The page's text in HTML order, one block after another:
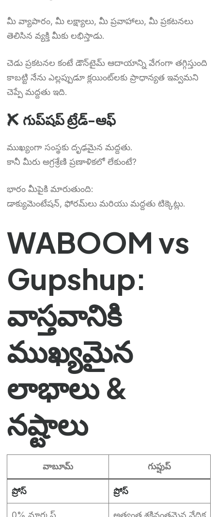
మీ వ్యాపారం, మీ లక్ష్యాలు, మీ ప్రవాహాలు, మీ ప్రకటనలు
తెలిసిన వ్యక్తి మీకు లభిస్తాడు.
చెడు ప్రకటనల కంటే డౌన్‌టైమ్ ఆదాయాన్ని వేగంగా తగ్గిస్తుంది
కాబట్టి నేను ఎల్లప్పుడూ క్లయింట్‌లకు ప్రాధాన్యత ఇవ్వమని
చెప్పే మద్దతు ఇది.
✘ గుప్‌షప్ ట్రేడ్-ఆఫ్
ముఖ్యంగా సంస్థకు దృఢమైన మద్దతు.
కానీ మీరు అగ్రశ్రేణి ప్రణాళికలో లేకుంటే?
భారం మీపైకి మారుతుంది:
డాక్యుమెంటేషన్, ఫోరమ్‌లు మరియు మద్దతు టిక్కెట్లు.
WABOOM vs
Gupshup:
వాస్తవానికి
ముఖ్యమైన
లాభాలు &
నష్టాలు
వాబూమ్ గుప్షుప్
ప్రోస్ ప్రోస్